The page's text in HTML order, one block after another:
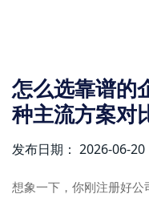
怎么选靠谱的
种主流方案对
发布日期： 2026-06-20
想象一下，你刚注册好